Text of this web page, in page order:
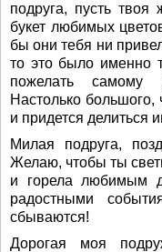
подруга, пусть твоя
букет любимых
бы они тебя ни
то это было именно
пожелать самому
Настолько большого,
и придется делиться
Милая подруга,
Желаю, чтобы ты
и горела любимым
радостными
сбываются!
Дорогая моя